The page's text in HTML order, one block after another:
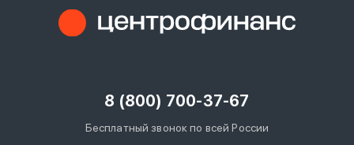
8 (800) 700-37-67
Бесплатный звонок по всей России